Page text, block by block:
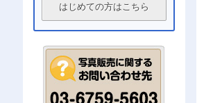
はじめての方はこちら